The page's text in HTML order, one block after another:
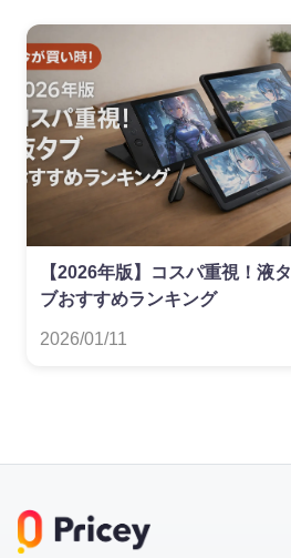
【2026年版】コスパ重視！液タ
ブおすすめランキング
2026/01/11